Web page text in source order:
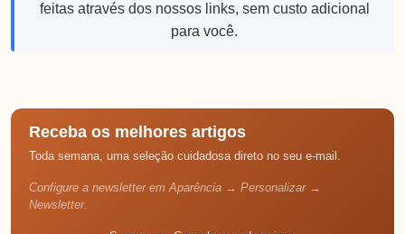
feitas através dos nossos links, sem custo adicional
para você.
Receba os melhores artigos
Toda semana, uma seleção cuidadosa direto no seu e-mail.
Configure a newsletter em Aparência → Personalizar →
Newsletter.